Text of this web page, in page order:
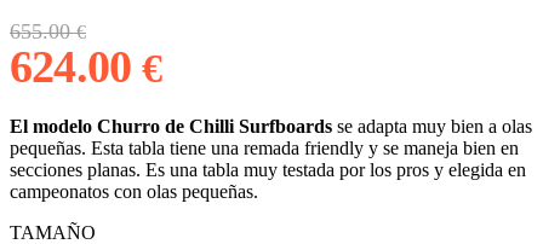
655.00€
El
precio
original
624.00€
El
precio
actual
El modelo Churro de Chilli Surfboards se adapta muy bien a olas
pequeñas. Esta tabla tiene una remada friendly y se maneja bien en
secciones planas. Es una tabla muy testada por los pros y elegida en
campeonatos con olas pequeñas.
TAMAÑO